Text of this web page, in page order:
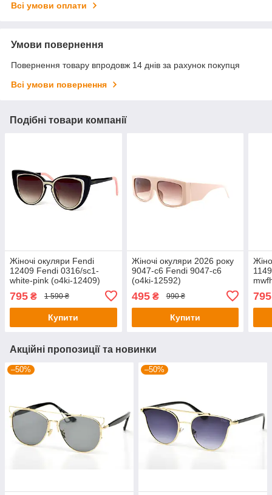
Всі умови оплати
Умови повернення
Повернення товару впродовж 14 днів за рахунок покупця
Всі умови повернення
Подібні товари компанії
Жіночі окуляри Fendi
12409 Fendi 0316/sc1-
white-pink (o4ki-12409)
795 ₴ 1 590 ₴
Купити
Жіночі окуляри 2026 року
9047-с6 Fendi 9047-с6
(o4ki-12592)
495₴ 990 ₴
Купити
795
Акційні пропозиції та новинки
–50% –50%